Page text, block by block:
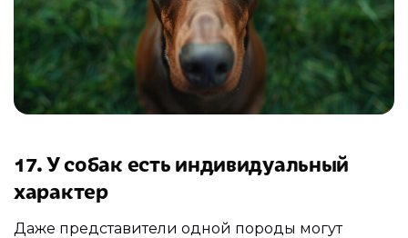
17. У собак есть индивидуальный
характер
Даже представители одной породы могут